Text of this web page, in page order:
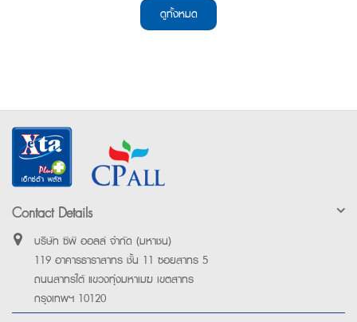
ดูทั้งหมด
Contact Details
บริษัท ซีพี ออลล์ จำกัด (มหาชน)
119 อาคารธาราสาทร ชั้น 11 ซอยสาทร 5
ถนนสาทรใต้ แขวงทุ่งมหาเมฆ เขตสาทร
กรุงเทพฯ 10120